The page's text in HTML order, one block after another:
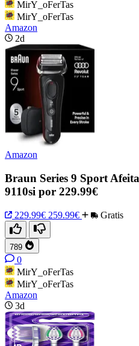
MirY_oFerTas
MirY_oFerTas
Amazon
2d
Amazon
Braun Series 9 Sport
9110si por 229.99€
229.99€ 259.99€ Gratis
789
0
MirY_oFerTas
MirY_oFerTas
Amazon
3d